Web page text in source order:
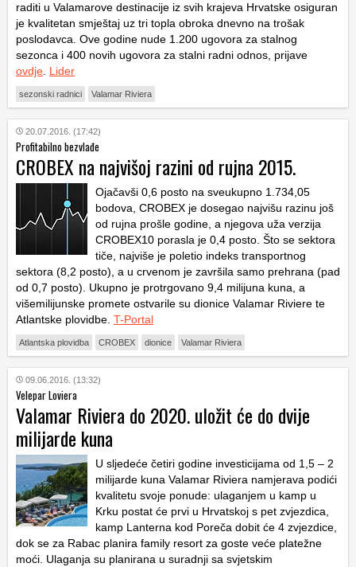
raditi u Valamarove destinacije iz svih krajeva Hrvatske osiguran
je kvalitetan smještaj uz tri topla obroka dnevno na trošak
poslodavca. Ove godine nude 1.200 ugovora za stalnog
sezonca i 400 novih ugovora za stalni radni odnos, prijave
ovdje. Lider
sezonski radnici Valamar Riviera
20.07.2016. (17:42)
Profitabilno bezvlađe
CROBEX na najvišoj razini od rujna 2015.
Ojačavši 0,6 posto na sveukupno 1.734,05
bodova, CROBEX je dosegao najvišu razinu još
od rujna prošle godine, a njegova uža verzija
CROBEX10 porasla je 0,4 posto. Što se sektora
tiče, najviše je poletio indeks transportnog
sektora (8,2 posto), a u crvenom je završila samo prehrana (pad
od 0,7 posto). Ukupno je protrgovano 9,4 milijuna kuna, a
višemilijunske promete ostvarile su dionice Valamar Riviere te
Atlantske plovidbe. T-Portal
Atlantska plovidba CROBEX dionice Valamar Riviera
09.06.2016. (13:32)
Velepar Loviera
Valamar Riviera do 2020. uložit će do dvije
milijarde kuna
U sljedeće četiri godine investicijama od 1,5 – 2
milijarde kuna Valamar Riviera namjerava podići
kvalitetu svoje ponude: ulaganjem u kamp u
Krku postat će prvi u Hrvatskoj s pet zvjezdica,
kamp Lanterna kod Poreča dobit će 4 zvjezdice,
dok se za Rabac planira family resort za goste veće platežne
moći. Ulaganja su planirana u suradnji sa svjetskim